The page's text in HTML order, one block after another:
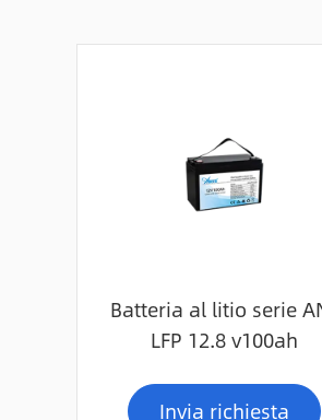
Batteria al litio serie
LFP 12.8 v100ah
Invia richiesta